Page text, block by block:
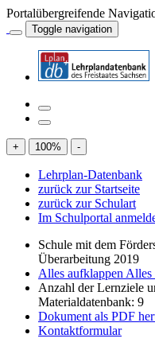
Portalübergreifende
Toggle navigation
+ 100% -
Lehrplan-Datenbank
zurück zur Startseite
zurück zur Schulart
Im Schulportal
Schule mit dem
Überarbeitung 2019
Alles aufklappen Alles
Anzahl der Lernziele
Materialdatenbank: 9
Dokument als PDF
Kontaktformular